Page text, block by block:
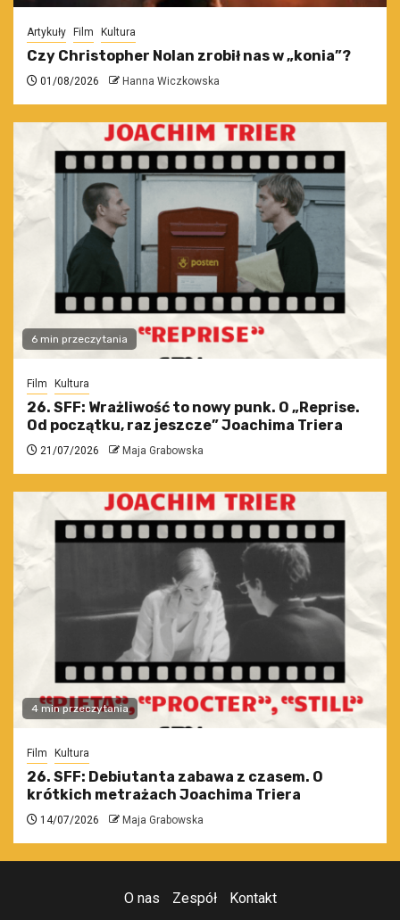
Artykuły Film Kultura
Czy Christopher Nolan zrobił nas w „konia”?
01/08/2026 Hanna Wiczkowska
6 min przeczytania
Film Kultura
26. SFF: Wrażliwość to nowy punk. O „Reprise.
Od początku, raz jeszcze” Joachima Triera
21/07/2026 Maja Grabowska
4 min przeczytania
Film Kultura
26. SFF: Debiutanta zabawa z czasem. O
krótkich metrażach Joachima Triera
14/07/2026 Maja Grabowska
O nas Zespół Kontakt